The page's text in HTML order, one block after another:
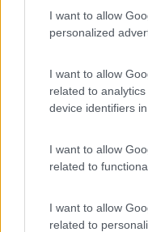
I want to allow
personalized
I want to allow
related to
device identifiers in
I want to allow
related to
I want to allow
related to
Area di sosta (PS)
Parcheggio
Servizi / Posizione
Parcheggio